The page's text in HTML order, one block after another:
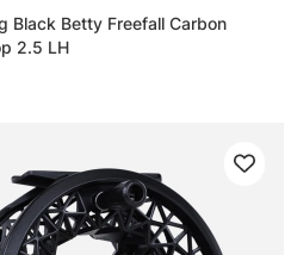
Black Betty Freefall Carbon
2.5 LH